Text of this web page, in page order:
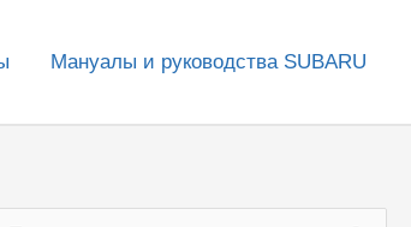
Мануалы и руководства SUBARU